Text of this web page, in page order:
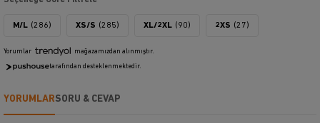
M/L (286) XS/S (285) XL/2XL (90) 2XS (27)
Yorumlar mağazamızdan alınmıştır.
tarafından desteklenmektedir.
YORUMLARSORU & CEVAP